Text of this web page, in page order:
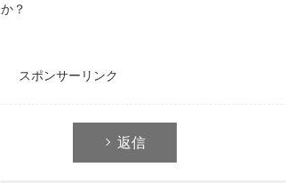
か？
スポンサーリンク
返信